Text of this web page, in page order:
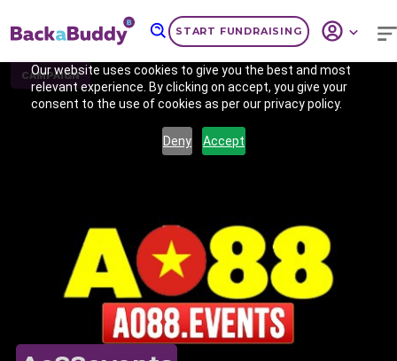
Our website uses cookies to give you the best and most
relevant experience. By clicking on accept, you give your
consent to the use of cookies as per our privacy policy.
Deny Accept
START FUNDRAISING
CAMPAIGN
Previous